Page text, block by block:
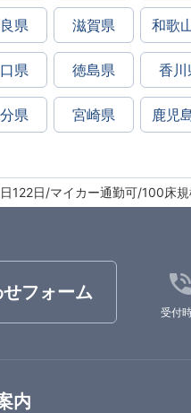
県 滋賀県 和歌
県 徳島県 香川
県 宮崎県 鹿児
122日/マイカー通勤可/100床
フォーム
受付
内